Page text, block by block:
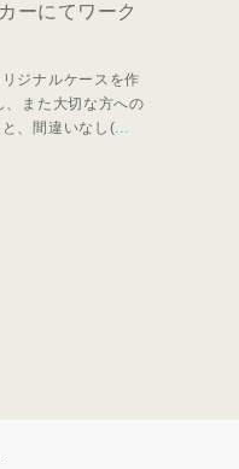
ーにてワーク
ジナルケースを作
、また大切な方への
、間違いなし(...